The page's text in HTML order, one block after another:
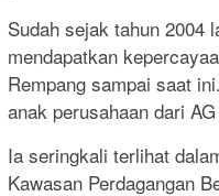
Sudah sejak tahun 2004
mendapatkan
Rempang sampai saat
anak perusahaan dari
Ia seringkali terlihat
Kawasan Perdagangan